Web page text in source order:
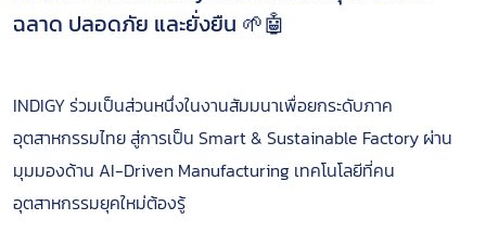
ฉลาด ปลอดภัย และยั่งยืน 🌱🤖
INDIGY ร่วมเป็นส่วนหนึ่งในงานสัมมนาเพื่อยกระดับภาค
อุตสาหกรรมไทย สู่การเป็น Smart & Sustainable Factory ผ่าน
มุมมองด้าน AI-Driven Manufacturing เทคโนโลยีที่คน
อุตสาหกรรมยุคใหม่ต้องรู้